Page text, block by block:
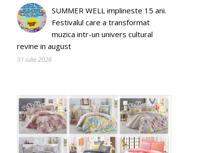
SUMMER WELL implineste 15 ani.
Festivalul care a transformat
muzica intr-un univers cultural
revine in august
31 iulie 2026